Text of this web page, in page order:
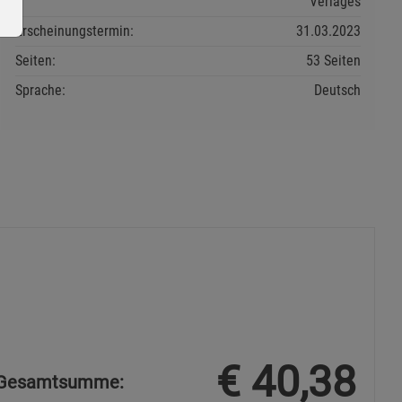
Erscheinungstermin:
31.03.2023
Seiten:
53 Seiten
Sprache:
Deutsch
€ 40,38